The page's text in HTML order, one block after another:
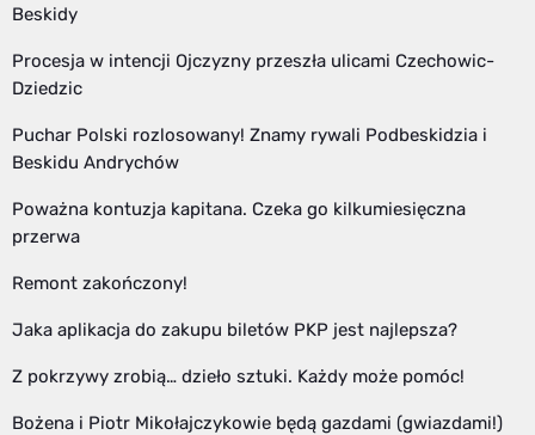
Beskidy
Procesja w intencji Ojczyzny przeszła ulicami Czechowic-
Dziedzic
Puchar Polski rozlosowany! Znamy rywali Podbeskidzia i
Beskidu Andrychów
Poważna kontuzja kapitana. Czeka go kilkumiesięczna
przerwa
Remont zakończony!
Jaka aplikacja do zakupu biletów PKP jest najlepsza?
Z pokrzywy zrobią… dzieło sztuki. Każdy może pomóc!
Bożena i Piotr Mikołajczykowie będą gazdami (gwiazdami!)